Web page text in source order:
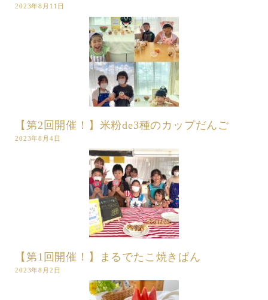
2023年8月11日
【第2回開催！】米粉de3種のカップだんご
2023年8月4日
【第1回開催！】まるでたこ焼きぱん
2023年8月2日